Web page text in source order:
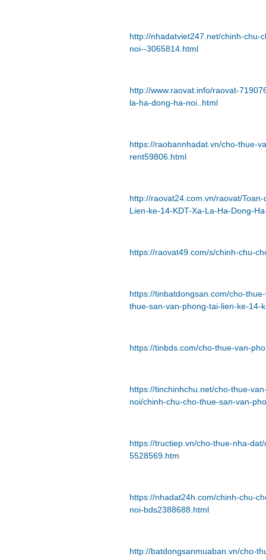
http://nhadatviet247.net/chinh-
noi--3065814.html
http://www.raovat.info/raovat-
la-ha-dong-ha-noi..html
https://raobannhadat.vn/cho-thue-
rent59806.html
http://raovat24.com.vn/raovat/
Lien-ke-14-KDT-Xa-La-Ha-Dong-
https://raovat49.com/s/chinh-chu-
https://tinbatdongsan.com/cho-
thue-san-van-phong-tai-lien-ke-14-
https://tinbds.com/cho-thue-van-
https://tinchinhchu.net/cho-thue-
noi/chinh-chu-cho-thue-san-van-
https://tructiep.vn/cho-thue-nha-
5528569.htm
https://nhadat24h.com/chinh-chu-
noi-bds2388688.html
http://batdongsanmuaban.vn/cho-